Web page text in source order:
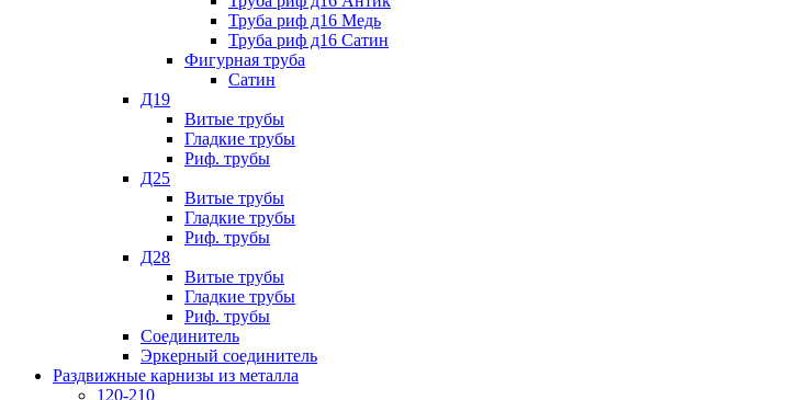
Труба риф д16 Медь
Труба риф д16 Сатин
Фигурная труба
Сатин
Д19
Витые трубы
Гладкие трубы
Риф. трубы
Д25
Витые трубы
Гладкие трубы
Риф. трубы
Д28
Витые трубы
Гладкие трубы
Риф. трубы
Соединитель
Эркерный соединитель
Раздвижные карнизы из металла
120-210